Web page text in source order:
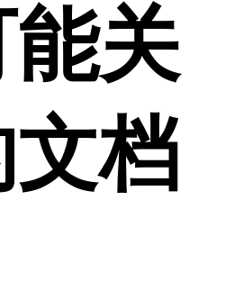
关
档